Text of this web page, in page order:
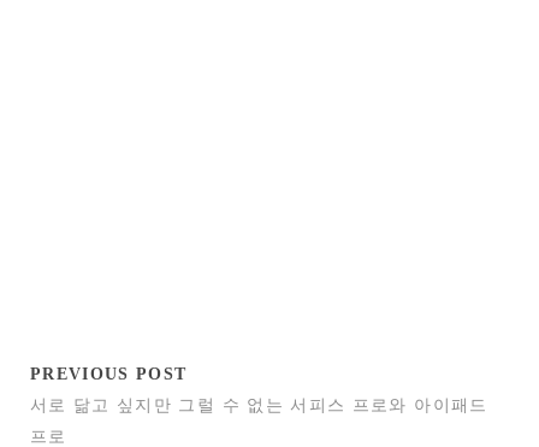
PREVIOUS POST
서로 닮고 싶지만 그럴 수 없는 서피스 프로와 아이패드
프로